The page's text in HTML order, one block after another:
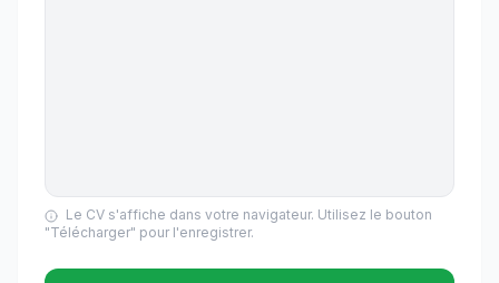
Le CV s'affiche dans votre navigateur. Utilisez le bouton
"Télécharger" pour l'enregistrer.